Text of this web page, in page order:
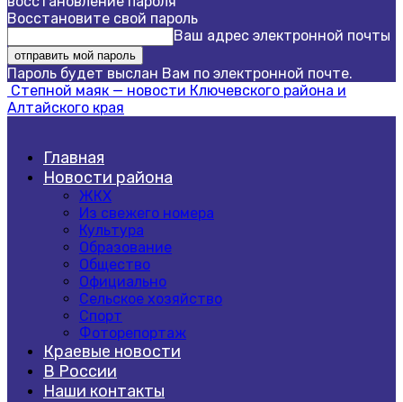
Восстановите свой пароль
Ваш адрес электронной почты
Пароль будет выслан Вам по электронной почте.
Степной маяк — новости Ключевского района и
Алтайского края
Главная
Новости района
ЖКХ
Из свежего номера
Культура
Образование
Общество
Официально
Сельское хозяйство
Спорт
Фоторепортаж
Краевые новости
В России
Наши контакты